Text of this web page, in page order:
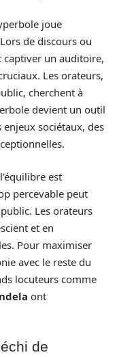
joue
de discours ou
un auditoire,
Les orateurs,
cherchent à
devient un outil
sociétaux, des
est
percevable peut
Les orateurs
et en
Pour maximiser
avec le reste du
locuteurs comme
ont
de